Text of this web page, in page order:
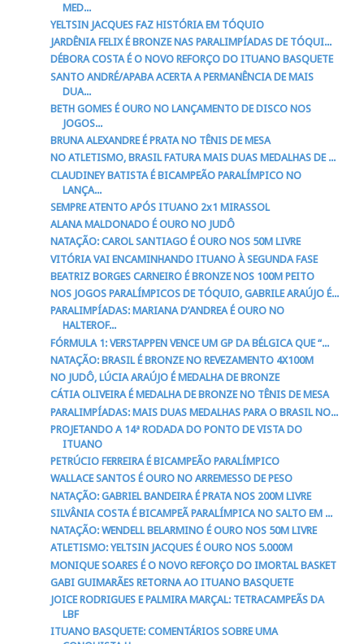
MED...
YELTSIN JACQUES FAZ HISTÓRIA EM TÓQUIO
JARDÊNIA FELIX É BRONZE NAS PARALIMPÍADAS DE TÓQUI...
DÉBORA COSTA É O NOVO REFORÇO DO ITUANO BASQUETE
SANTO ANDRÉ/APABA ACERTA A PERMANÊNCIA DE MAIS
DUA...
BETH GOMES É OURO NO LANÇAMENTO DE DISCO NOS
JOGOS...
BRUNA ALEXANDRE É PRATA NO TÊNIS DE MESA
NO ATLETISMO, BRASIL FATURA MAIS DUAS MEDALHAS DE ...
CLAUDINEY BATISTA É BICAMPEÃO PARALÍMPICO NO
LANÇA...
SEMPRE ATENTO APÓS ITUANO 2x1 MIRASSOL
ALANA MALDONADO É OURO NO JUDÔ
NATAÇÃO: CAROL SANTIAGO É OURO NOS 50M LIVRE
VITÓRIA VAI ENCAMINHANDO ITUANO À SEGUNDA FASE
BEATRIZ BORGES CARNEIRO É BRONZE NOS 100M PEITO
NOS JOGOS PARALÍMPICOS DE TÓQUIO, GABRILE ARAÚJO É...
PARALIMPÍADAS: MARIANA D’ANDREA É OURO NO
HALTEROF...
FÓRMULA 1: VERSTAPPEN VENCE UM GP DA BÉLGICA QUE “...
NATAÇÃO: BRASIL É BRONZE NO REVEZAMENTO 4X100M
NO JUDÔ, LÚCIA ARAÚJO É MEDALHA DE BRONZE
CÁTIA OLIVEIRA É MEDALHA DE BRONZE NO TÊNIS DE MESA
PARALIMPÍADAS: MAIS DUAS MEDALHAS PARA O BRASIL NO...
PROJETANDO A 14ª RODADA DO PONTO DE VISTA DO
ITUANO
PETRÚCIO FERREIRA É BICAMPEÃO PARALÍMPICO
WALLACE SANTOS É OURO NO ARREMESSO DE PESO
NATAÇÃO: GABRIEL BANDEIRA É PRATA NOS 200M LIVRE
SILVÂNIA COSTA É BICAMPEÃ PARALÍMPICA NO SALTO EM ...
NATAÇÃO: WENDELL BELARMINO É OURO NOS 50M LIVRE
ATLETISMO: YELTSIN JACQUES É OURO NOS 5.000M
MONIQUE SOARES É O NOVO REFORÇO DO IMORTAL BASKET
GABI GUIMARÃES RETORNA AO ITUANO BASQUETE
JOICE RODRIGUES E PALMIRA MARÇAL: TETRACAMPEÃS DA
LBF
ITUANO BASQUETE: COMENTÁRIOS SOBRE UMA